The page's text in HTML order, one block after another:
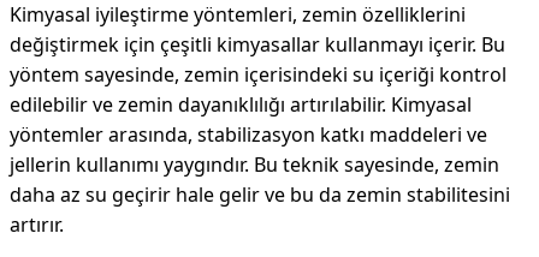
Kimyasal iyileştirme yöntemleri, zemin özelliklerini
değiştirmek için çeşitli kimyasallar kullanmayı içerir. Bu
yöntem sayesinde, zemin içerisindeki su içeriği kontrol
edilebilir ve zemin dayanıklılığı artırılabilir. Kimyasal
yöntemler arasında, stabilizasyon katkı maddeleri ve
jellerin kullanımı yaygındır. Bu teknik sayesinde, zemin
daha az su geçirir hale gelir ve bu da zemin stabilitesini
artırır.